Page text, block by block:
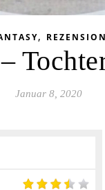
, REZENSION
Januar 8, 2020